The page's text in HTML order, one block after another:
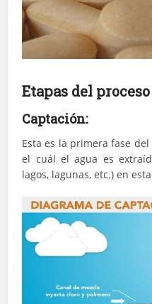
Etapas del
Captación:
Esta es la primera fase del
el cuál el agua es
lagos, lagunas, etc.) en